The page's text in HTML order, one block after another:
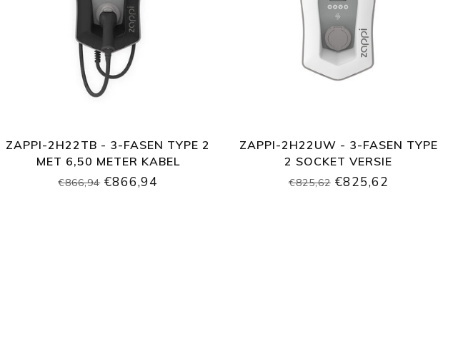
ZAPPI-2H22TB - 3-FASEN TYPE 2
MET 6,50 METER KABEL
€866,94€866,94
ZAPPI-2H22UW - 3-FASEN TYPE
2 SOCKET VERSIE
€825,62€825,62